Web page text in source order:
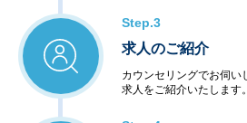
Step.3
求人のご紹介
カウンセリングでお伺い
求人をご紹介いたします。